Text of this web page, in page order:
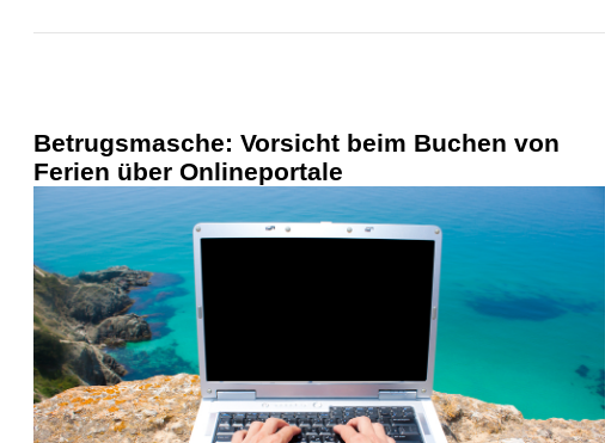
Betrugsmasche: Vorsicht beim Buchen von
Ferien über Onlineportale